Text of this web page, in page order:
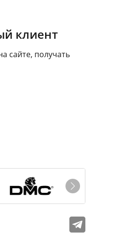
клиент
сайте, получать
Мы в соцсетях
Телеграм